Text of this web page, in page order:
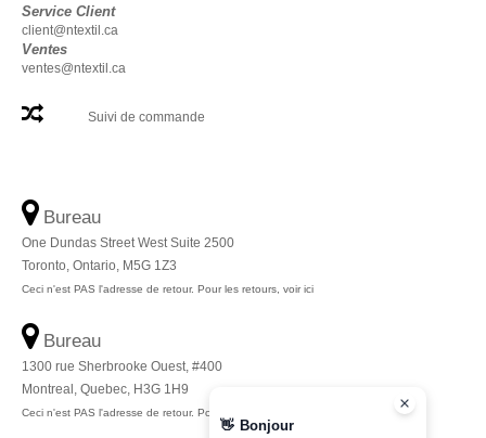
Service Client
client@ntextil.ca
Ventes
ventes@ntextil.ca
Suivi de commande
Bureau
One Dundas Street West Suite 2500
Toronto, Ontario, M5G 1Z3
Ceci n'est PAS l'adresse de retour. Pour les retours, voir ici
Bureau
1300 rue Sherbrooke Ouest, #400
Montreal, Quebec, H3G 1H9
Ceci n'est PAS l'adresse de retour. Pour les retours, voir ici
👋 Bonjour